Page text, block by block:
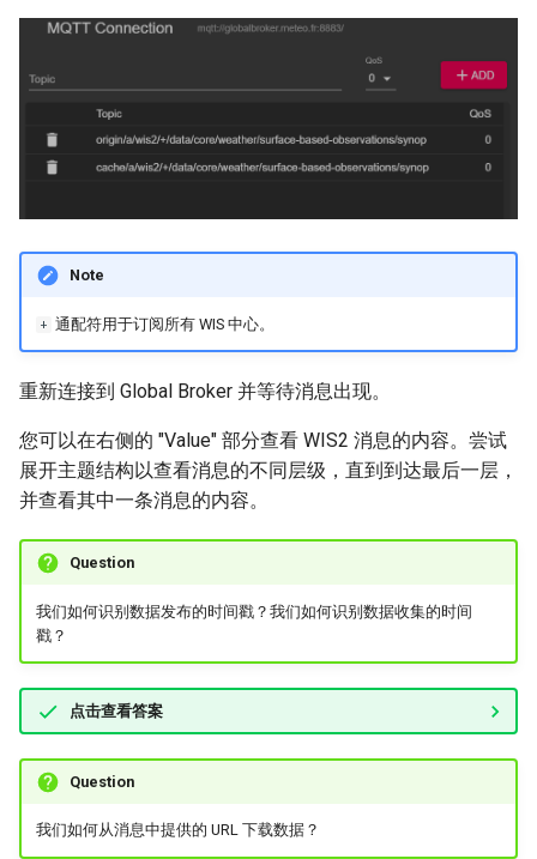
Note
+ 通配符用于订阅所有 WIS 中心。
重新连接到 Global Broker 并等待消息出现。
您可以在右侧的 "Value" 部分查看 WIS2 消息的内容。尝试
展开主题结构以查看消息的不同层级，直到到达最后一层，
并查看其中一条消息的内容。
Question
我们如何识别数据发布的时间戳？我们如何识别数据收集的时间
戳？
点击查看答案
Question
我们如何从消息中提供的 URL 下载数据？